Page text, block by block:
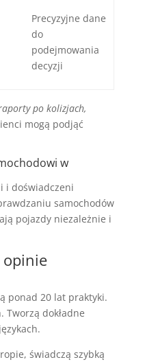
Precyzyjne dane
do
podejmowania
decyzji
po kolizjach,
mogą podjąć
w
i doświadczeni
samochodów
pojazdy niezależnie i
opinie
ponad 20 lat praktyki.
Tworzą dokładne
świadczą szybką